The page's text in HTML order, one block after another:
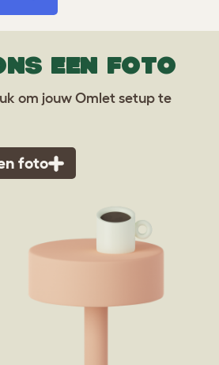
EEN FOTO
om jouw Omlet setup te
foto